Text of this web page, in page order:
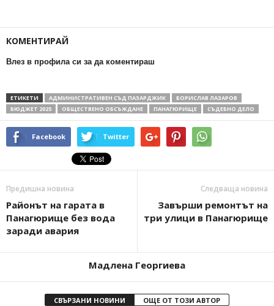
КОМЕНТИРАЙ
Влез в профила си за да коментираш
ЕТИКЕТИ АДМИНИСТРАТИВЕН СЪД ПАЗАРДЖИК
БОРИСЛАВ ЛАЗАРОВ
БЮДЖЕТ 2025
ОБЩЕСТВЕНО ОБСЪЖДАНЕ ПАНАГЮРИЩЕ СЪДЕБНО ДЕЛО
Facebook Twitter
Предишна новина
Районът на гарата в
Панагюрище без вода
заради авария
Следваща новина
Завърши ремонтът на
три улици в Панагюрище
Мадлена Георгиева
СВЪРЗАНИ НОВИНИ ОЩЕ ОТ ТОЗИ АВТОР